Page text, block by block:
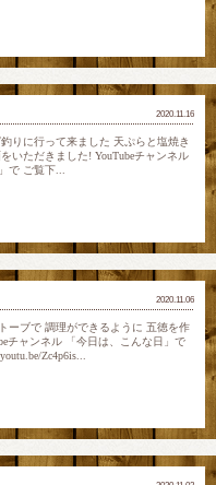
2020.11.16
りに行って来ました 天ぷらと塩焼き
いただきました! YouTubeチャンネル
で ご覧下...
2020.11.06
ーブで 調理ができるように 五徳を作
チャンネル 「今日は、こんな日」で
Zc4p6is...